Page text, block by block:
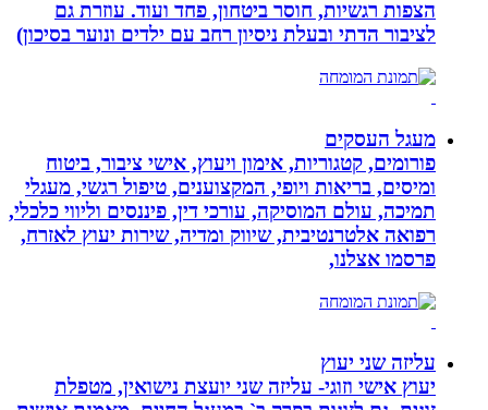
הצפות רגשיות, חוסר ביטחון, פחד ועוד. עוזרת גם
לציבור הדתי ובעלת ניסיון רחב עם ילדים ונוער בסיכון)
מעגל העסקים
פורומים, קטגוריות, אימון ויעוץ, אישי ציבור, ביטוח
ומיסים, בריאות ויופי, המקצוענים, טיפול רגשי, מעגלי
תמיכה, עולם המוסיקה, עורכי דין, פיננסים וליווי כלכלי,
רפואה אלטרנטיבית, שיווק ומדיה, שירות יעוץ לאזרח,
פרסמו אצלנו,
עליזה שני יעוץ
יעוץ אישי וזוגי- עליזה שני יועצת נישואין, מטפלת